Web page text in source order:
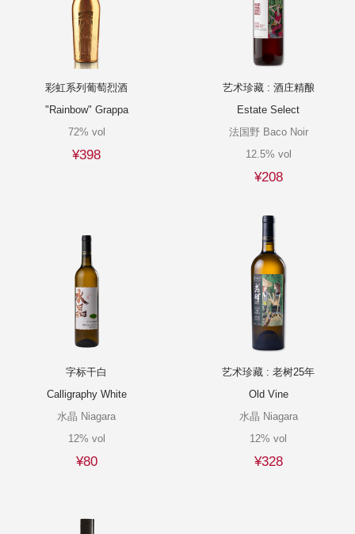
彩虹系列葡萄烈酒
"Rainbow" Grappa
72% vol
¥398
艺术珍藏 : 酒庄精酿
Estate Select
法国野 Baco Noir
12.5% vol
¥208
字标干白
Calligraphy White
水晶 Niagara
12% vol
¥80
艺术珍藏 : 老树25年
Old Vine
水晶 Niagara
12% vol
¥328